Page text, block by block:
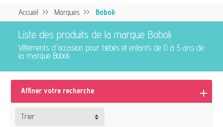
Accueil Marques Boboli
Liste des produits de la marque Boboli
Vêtements d'occasion pour bébés et enfants de 0 à 5 ans de
la marque Boboli
Affiner votre recherche
Trier